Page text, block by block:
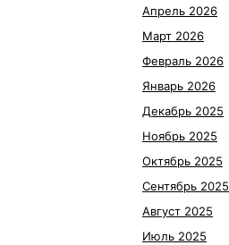
Апрель 2026
Март 2026
Февраль 2026
Январь 2026
Декабрь 2025
Ноябрь 2025
Октябрь 2025
Сентябрь 2025
Август 2025
Июль 2025